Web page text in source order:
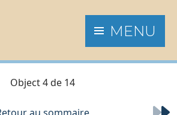
MENU
Object 4 de 14